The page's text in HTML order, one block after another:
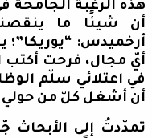
هذه الرغبة الجامحة
أن شيئًا ما
أرخميدس: “يوريكا”؛
أيّ مجال، فرحت أكتب
في اعتلائي سلّم
أن أشغل كلّ من حولي
تمدّدتُ إلى الأبحاث